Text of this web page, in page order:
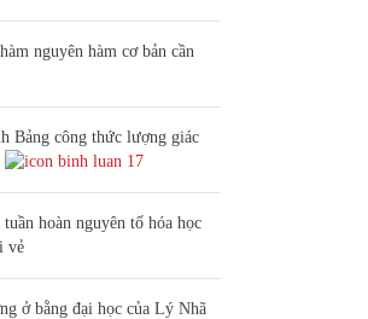
nguyên hàm cơ bản cần
Bảng công thức lượng giác
17
hoàn nguyên tố hóa học
vẻ
ở bằng đại học của Lý Nhã